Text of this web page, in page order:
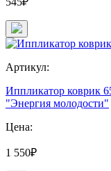
Артикул:
Иппликатор коврик
"Энергия молодости"
Цена:
1 550₽